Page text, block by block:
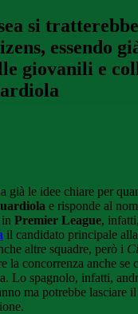
si
essendo
giovanili e
già le idee chiare per
e risponde al
Premier League,
il candidato principale
altre squadre, però i
la concorrenza anche se
Lo spagnolo, infatti,
ma potrebbe lasciare